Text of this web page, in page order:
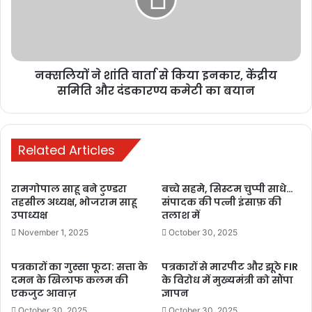
सामान्यत: यह बादलों में ही रहती है, लेकिन कभी-कभी धरती तक पहुंच जाती है।
पेड़, पानी, बिजली के खंभे और धातु के सामान इसके कंडक्टर बनते हैं। ऐसे में
Buland Hindustan
कोरबा मौसम छत्तीसगढ़ उमस
नक्सलियों ने शांति वार्ता से किया इनकार, केंद्रीय
समिति और दंडकारण्य कमेटी का बयान
Related Articles
रामगोपाल साहू बने टुण्डरा
तहसील अध्यक्ष, भोजराम साहू
उपाध्यक्ष
November 1, 2025
बच्चे सहमे, सिस्टम चुप्पी साधे…
संपादक की पत्नी इंसाफ़ की
तलाश में
October 30, 2025
पत्रकारों का गुस्सा फूटा: सत्ता के
दमन के खिलाफ कलम की
एकजुट आवाज़
पत्रकारों से मारपीट और झूठे FIR
के विरोध में मुख्यमंत्री को सौंपा
ज्ञापन